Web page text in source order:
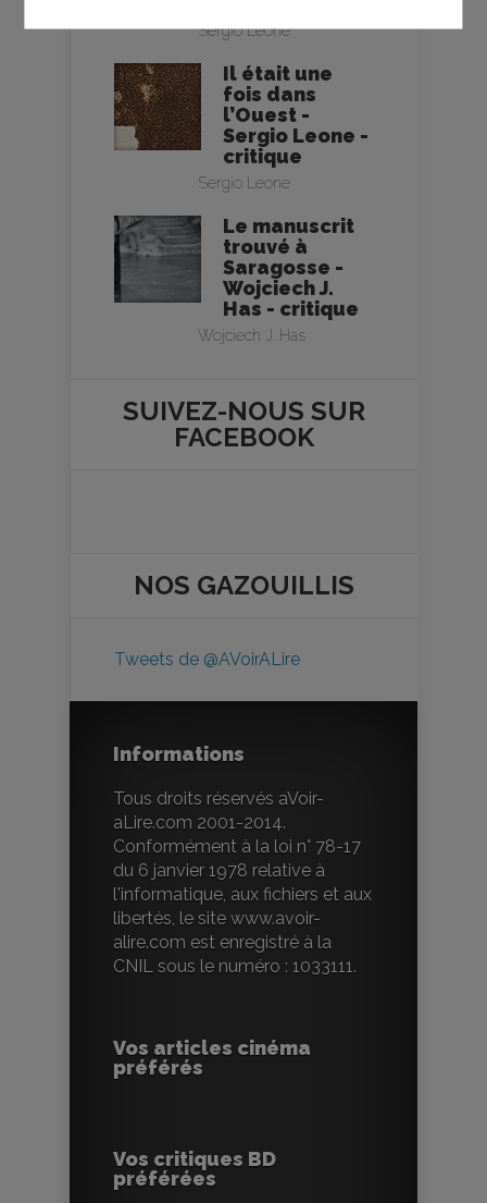
Sergio Leone
Il était une
fois dans
l’Ouest -
Sergio Leone -
critique
Sergio Leone
Le manuscrit
trouvé à
Saragosse -
Wojciech J.
Has - critique
Wojciech J. Has
SUIVEZ-NOUS SUR
FACEBOOK
NOS GAZOUILLIS
Tweets de @AVoirALire
Informations
Tous droits réservés aVoir-
aLire.com 2001-2014.
Conformément à la loi n° 78-17
du 6 janvier 1978 relative à
l'informatique, aux fichiers et aux
libertés, le site www.avoir-
alire.com est enregistré à la
CNIL sous le numéro : 1033111.
Vos articles cinéma
préférés
Vos critiques BD
préférées